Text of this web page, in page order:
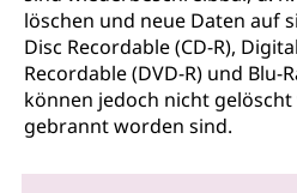
löschen und neue Daten auf
Disc Recordable (CD-R),
Recordable (DVD-R) und Blu-
können jedoch nicht
gebrannt worden sind.